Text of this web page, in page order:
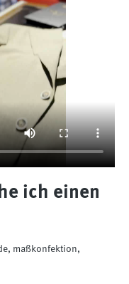
ich einen
maßkonfektion,